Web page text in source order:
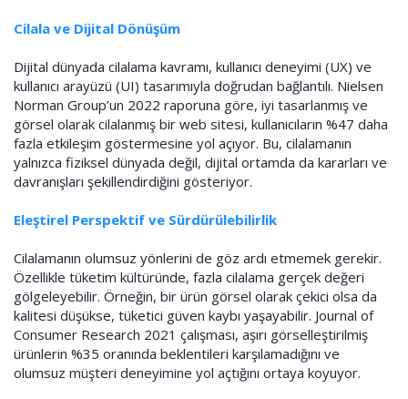
Cilala ve Dijital Dönüşüm
Dijital dünyada cilalama kavramı, kullanıcı deneyimi (UX) ve
kullanıcı arayüzü (UI) tasarımıyla doğrudan bağlantılı. Nielsen
Norman Group’un 2022 raporuna göre, iyi tasarlanmış ve
görsel olarak cilalanmış bir web sitesi, kullanıcıların %47 daha
fazla etkileşim göstermesine yol açıyor. Bu, cilalamanın
yalnızca fiziksel dünyada değil, dijital ortamda da kararları ve
davranışları şekillendirdiğini gösteriyor.
Eleştirel Perspektif ve Sürdürülebilirlik
Cilalamanın olumsuz yönlerini de göz ardı etmemek gerekir.
Özellikle tüketim kültüründe, fazla cilalama gerçek değeri
gölgeleyebilir. Örneğin, bir ürün görsel olarak çekici olsa da
kalitesi düşükse, tüketici güven kaybı yaşayabilir. Journal of
Consumer Research 2021 çalışması, aşırı görselleştirilmiş
ürünlerin %35 oranında beklentileri karşılamadığını ve
olumsuz müşteri deneyimine yol açtığını ortaya koyuyor.